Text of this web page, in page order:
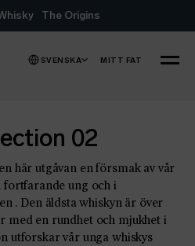
till innehåll
SVENSKA MITT FAT MENY
The Origins
02
här utgåvan en försmak av vår
fortfarande ung och i
. Den äldsta whiskyn är över
med en rundhet och mjukhet i
utforskar vår unga whiskys